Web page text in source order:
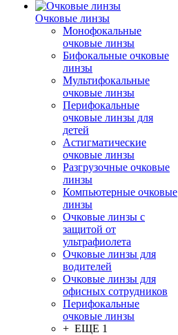
Очковые линзы
Монофокальные
очковые линзы
Бифокальные очковые
линзы
Мультифокальные
очковые линзы
Перифокальные
очковые линзы для
детей
Астигматические
очковые линзы
Разгрузочные очковые
линзы
Компьютерные очковые
линзы
Очковые линзы с
защитой от
ультрафиолета
Очковые линзы для
водителей
Очковые линзы для
офисных сотрудников
Перифокальные
очковые линзы
+ ЕЩЕ 1